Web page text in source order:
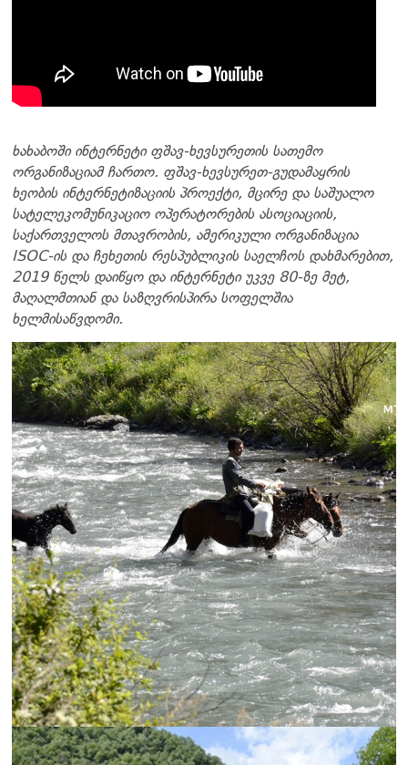
ხახაბოში ინტერნეტი ფშავ-ხევსურეთის სათემო
ორგანიზაციამ ჩართო. ფშავ-ხევსურეთ-გუდამაყრის
ხეობის ინტერნეტიზაციის პროექტი, მცირე და საშუალო
სატელეკომუნიკაციო ოპერატორების ასოციაციის,
საქართველოს მთავრობის, ამერიკული ორგანიზაცია
ISOC-ის და ჩეხეთის რესპუბლიკის საელჩოს დახმარებით,
2019 წელს დაიწყო და ინტერნეტი უკვე 80-ზე მეტ,
მაღალმთიან და საზღვრისპირა სოფელშია
ხელმისაწვდომი.